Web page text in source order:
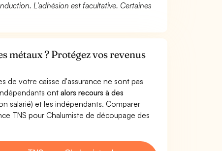
L’adhésion est facultative. Certaines
métaux ? Protégez vos revenus
de votre caisse d'assurance ne sont pas
ontalors recours à des
salarié) et les indépendants. Comparer
TNS pour Chalumiste de découpage des